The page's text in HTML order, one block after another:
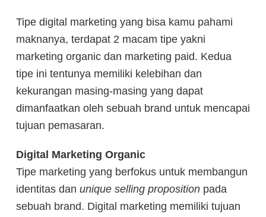
Tipe digital marketing yang bisa kamu pahami
maknanya, terdapat 2 macam tipe yakni
marketing organic dan marketing paid. Kedua
tipe ini tentunya memiliki kelebihan dan
kekurangan masing-masing yang dapat
dimanfaatkan oleh sebuah brand untuk mencapai
tujuan pemasaran.
Digital Marketing Organic
Tipe marketing yang berfokus untuk membangun
identitas dan unique selling proposition pada
sebuah brand. Digital marketing memiliki tujuan